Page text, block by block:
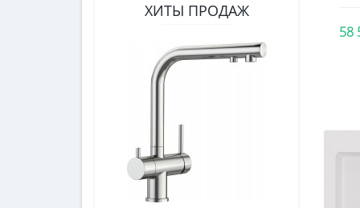
Базальт
Белый глянцевый
Ваниль
Глянцевая магнолия
Глянцевый белый
ХИТЫ ПРОДАЖ
58